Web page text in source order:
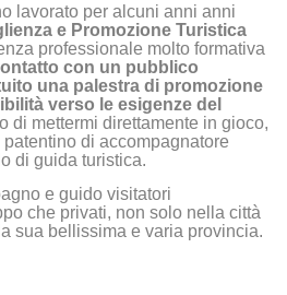
lavorato per alcuni anni anni
e Promozione Turistica
professionale molto formativa
con un pubblico
una palestra di promozione
verso le esigenze del
di mettermi direttamente in gioco,
di accompagnatore
di guida turistica.
e guido visitatori
che privati, non solo nella città
sua bellissima e varia provincia.